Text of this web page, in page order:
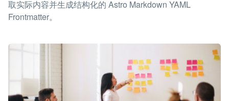
取实际内容并生成结构化的 Astro Markdown YAML
Frontmatter。